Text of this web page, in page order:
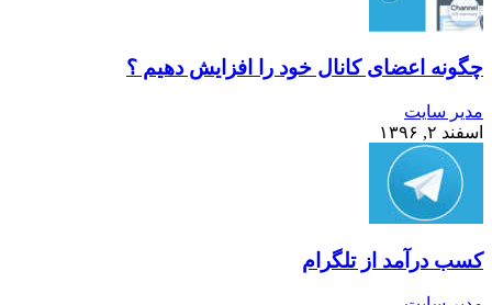
چگونه اعضای کانال خود را افزایش دهیم ؟
مدیر سایت
اسفند ۲, ۱۳۹۶
کسب درآمد از تلگرام